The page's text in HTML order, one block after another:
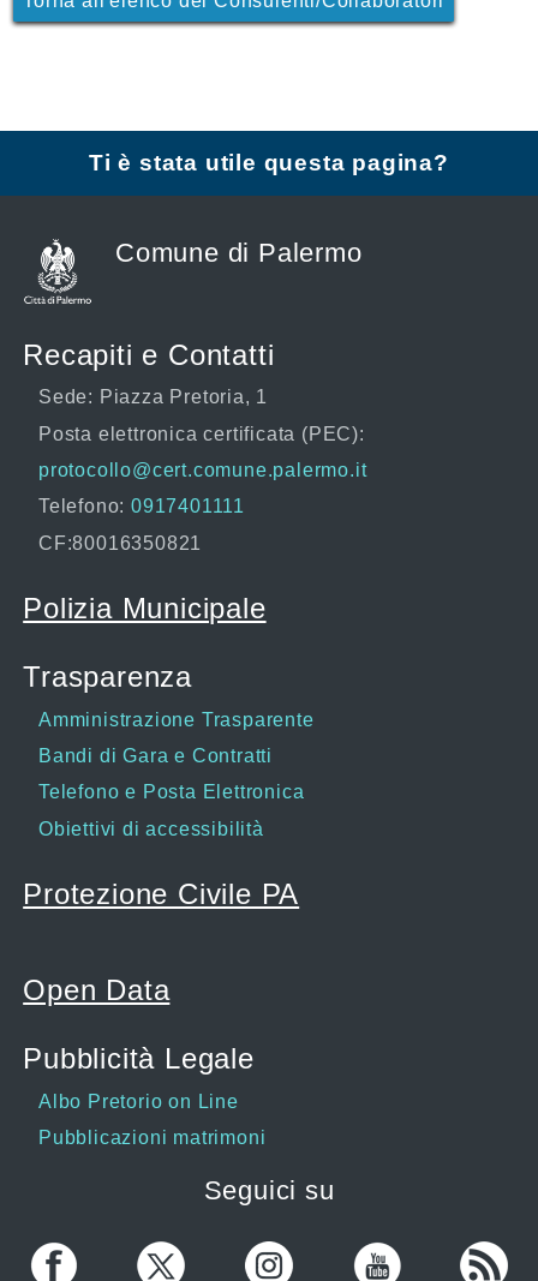
Ti è stata utile questa pagina?
Comune di Palermo
Recapiti e Contatti
Sede: Piazza Pretoria, 1
Posta elettronica certificata (PEC):
protocollo@cert.comune.palermo.it
Telefono: 0917401111
CF:80016350821
Polizia Municipale
Trasparenza
Amministrazione Trasparente
Bandi di Gara e Contratti
Telefono e Posta Elettronica
Obiettivi di accessibilità
Protezione Civile PA
Open Data
Pubblicità Legale
Albo Pretorio on Line
Pubblicazioni matrimoni
Seguici su